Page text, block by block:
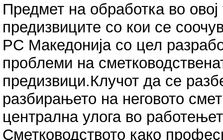
Предмет на обработка во овој
предизвиците со кои се
РС Македонија со цел
проблеми на
предизвици.Клучот да се
разбирањето на неговото
централна улога во
Сметководството како